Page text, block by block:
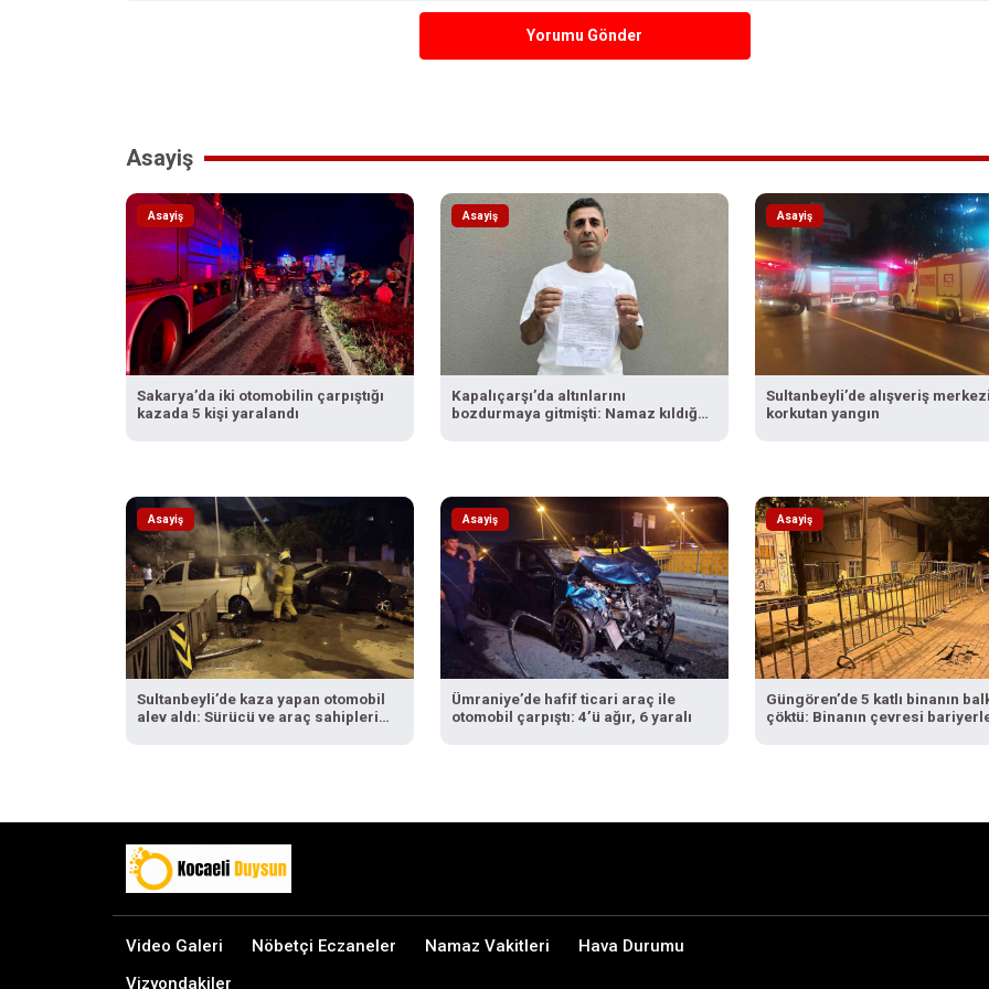
Yorumu Gönder
Asayiş
Asayiş
Sakarya’da iki otomobilin çarpıştığı
kazada 5 kişi yaralandı
Asayiş
Kapalıçarşı’da altınlarını
bozdurmaya gitmişti: Namaz kıldığı
Asayiş
Sultanbeyli’de alışveriş
korkutan yangın
Asayiş
Sultanbeyli’de kaza yapan otomobil
alev aldı: Sürücü ve araç sahipleri
Asayiş
Ümraniye’de hafif ticari araç ile
otomobil çarpıştı: 4’ü ağır, 6 yaralı
Asayiş
Güngören’de 5 katlı binanın
çöktü: Binanın çevresi
Video Galeri Nöbetçi Eczaneler Namaz Vakitleri
Hava Durumu
Vizyondakiler